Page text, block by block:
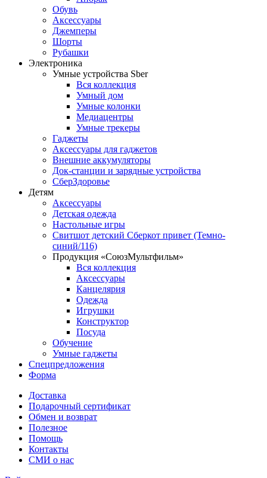
Обувь
Аксессуары
Джемперы
Шорты
Рубашки
Электроника
Умные устройства Sber
Вся коллекция
Умный дом
Умные колонки
Медиацентры
Умные трекеры
Гаджеты
Аксессуары для гаджетов
Внешние аккумуляторы
Док-станции и зарядные устройства
СберЗдоровье
Детям
Аксессуары
Детская одежда
Настольные игры
Свитшот детский Сберкот привет (Темно-
синий/116)
Продукция «СоюзМультфильм»
Вся коллекция
Аксессуары
Канцелярия
Одежда
Игрушки
Конструктор
Посуда
Обучение
Умные гаджеты
Спецпредложения
Форма
Доставка
Подарочный сертификат
Обмен и возврат
Полезное
Помощь
Контакты
СМИ о нас